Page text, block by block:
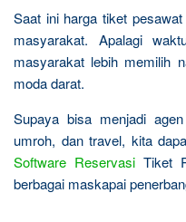
Saat ini harga tiket
masyarakat. Apalagi
masyarakat lebih memilih
moda darat.
Supaya bisa menjadi
umroh, dan travel, kita
Software ReservasiTiket
berbagai maskapai